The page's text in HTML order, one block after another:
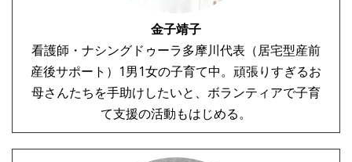
金子靖子
看護師・ナシングドゥーラ多摩川代表（居宅型産前
産後サポート）1男1女の子育て中。頑張りすぎるお
母さんたちを手助けしたいと、ボランティアで子育
て支援の活動もはじめる。